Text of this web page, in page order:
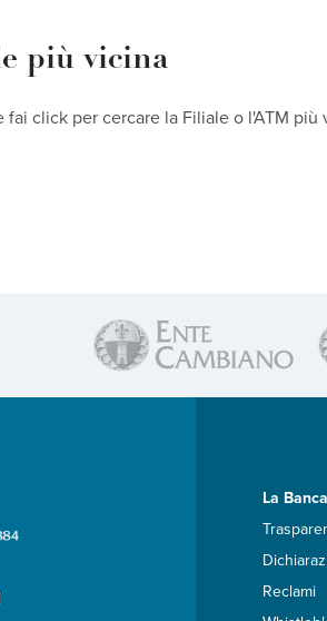
più vicina
click per cercare la Filiale o l'ATM più
La Banca
Reclami